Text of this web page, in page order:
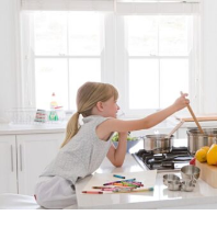
содержимому